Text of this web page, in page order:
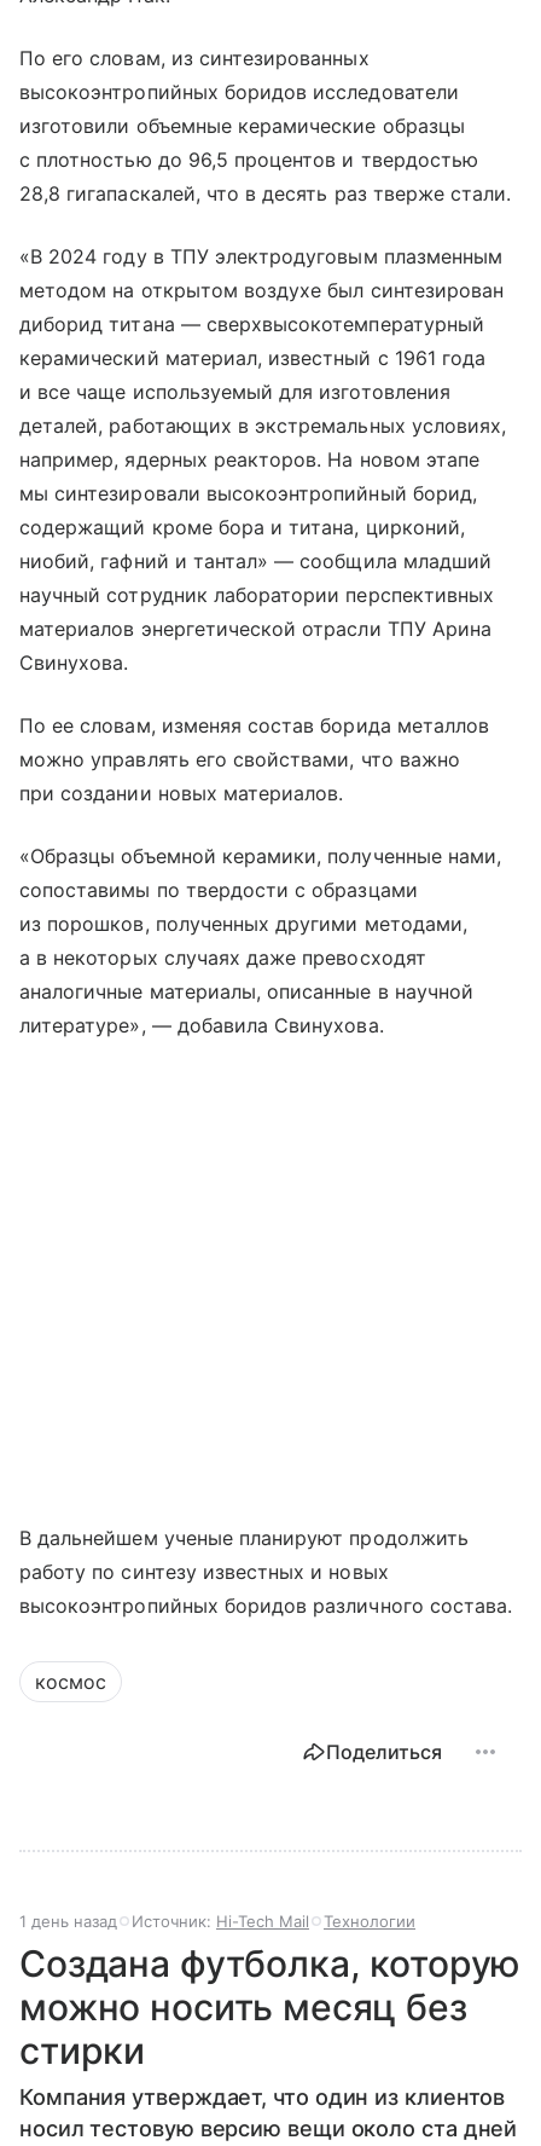
По его словам, из синтезированных
высокоэнтропийных боридов исследователи
изготовили объемные керамические образцы
с плотностью до 96,5 процентов и твердостью
28,8 гигапаскалей, что в десять раз тверже стали.
«В 2024 году в ТПУ электродуговым плазменным
методом на открытом воздухе был синтезирован
диборид титана — сверхвысокотемпературный
керамический материал, известный с 1961 года
и все чаще используемый для изготовления
деталей, работающих в экстремальных условиях,
например, ядерных реакторов. На новом этапе
мы синтезировали высокоэнтропийный борид,
содержащий кроме бора и титана, цирконий,
ниобий, гафний и тантал» — сообщила младший
научный сотрудник лаборатории перспективных
материалов энергетической отрасли ТПУ Арина
Свинухова.
По ее словам, изменяя состав борида металлов
можно управлять его свойствами, что важно
при создании новых материалов.
«Образцы объемной керамики, полученные нами,
сопоставимы по твердости с образцами
из порошков, полученных другими методами,
а в некоторых случаях даже превосходят
аналогичные материалы, описанные в научной
литературе», — добавила Свинухова.
В дальнейшем ученые планируют продолжить
работу по синтезу известных и новых
высокоэнтропийных боридов различного состава.
космос
Поделиться
1 день назад Источник: Hi-Tech Mail Технологии
Создана футболка, которую
можно носить месяц без
стирки
Компания утверждает, что один из клиентов
носил тестовую версию вещи около ста дней